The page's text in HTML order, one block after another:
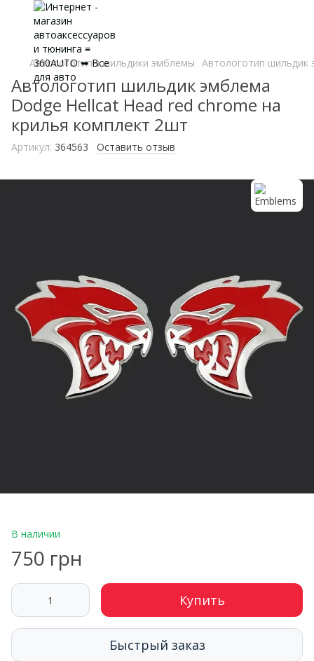
Автологотипы шильдики эмблемы Автологотип шильдик
Автологотип шильдик эмблема
Dodge Hellcat Head red chrome на
крилья комплект 2шт
Артикул: 364563 Оставить отзыв
В наличии
750 грн
Купить
Быстрый заказ